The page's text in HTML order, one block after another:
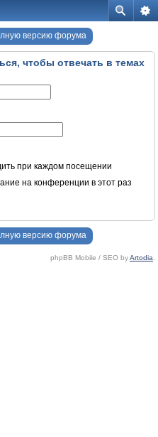
версию форума
чтобы отвечать в темах
при каждом посещении
на конференции в этот раз
версию форума
phpBB Mobile / SEO byArtodia